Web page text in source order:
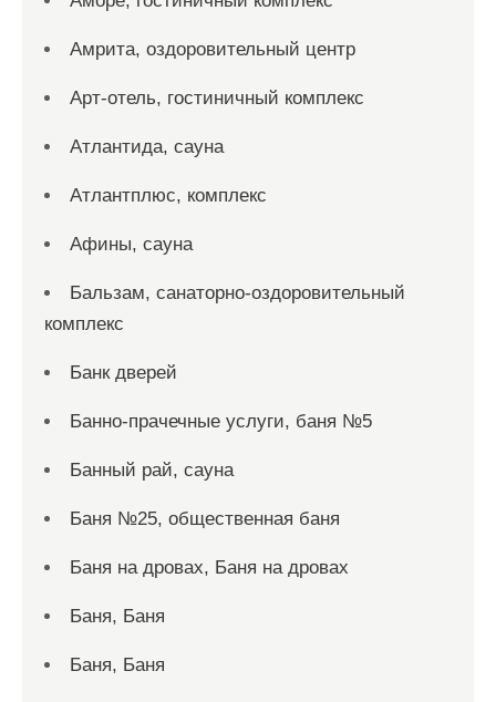
Амрита, оздоровительный центр
Арт-отель, гостиничный комплекс
Атлантида, сауна
Атлантплюс, комплекс
Афины, сауна
Бальзам, санаторно-оздоровительный
комплекс
Банк дверей
Банно-прачечные услуги, баня №5
Банный рай, сауна
Баня №25, общественная баня
Баня на дровах, Баня на дровах
Баня, Баня
Баня, Баня